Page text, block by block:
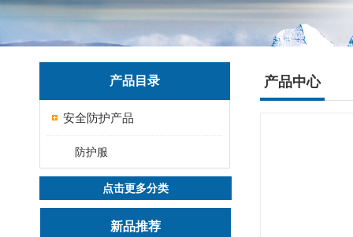
产品目录
安全防护产品
防护服
点击更多分类
新品推荐
产品中心